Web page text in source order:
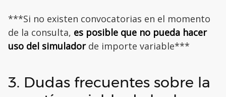
***Si no existen convocatorias en el momento
de la consulta, es posible que no pueda hacer
uso del simuladorde importe variable***
3. Dudas frecuentes sobre la